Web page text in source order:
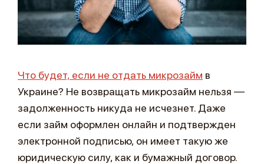
Что будет, если не отдать микрозайм в
Украине? Не возвращать микрозайм нельзя —
задолженность никуда не исчезнет. Даже
если займ оформлен онлайн и подтвержден
электронной подписью, он имеет такую же
юридическую силу, как и бумажный договор.